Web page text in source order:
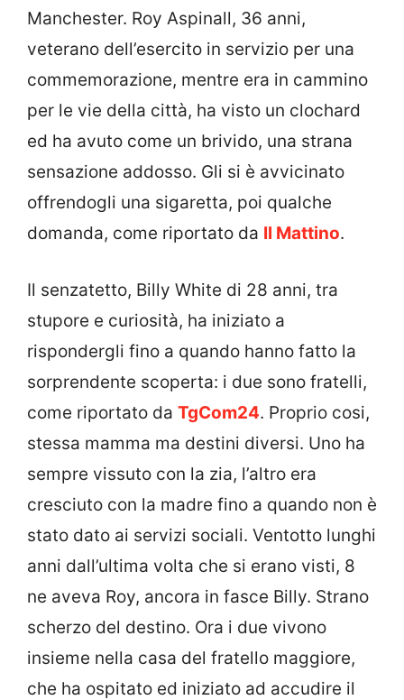
Manchester. Roy Aspinall, 36 anni,
veterano dell’esercito in servizio per una
commemorazione, mentre era in cammino
per le vie della città, ha visto un clochard
ed ha avuto come un brivido, una strana
sensazione addosso. Gli si è avvicinato
offrendogli una sigaretta, poi qualche
domanda, come riportato da Il Mattino.
Il senzatetto, Billy White di 28 anni, tra
stupore e curiosità, ha iniziato a
rispondergli fino a quando hanno fatto la
sorprendente scoperta: i due sono fratelli,
come riportato da TgCom24. Proprio cosi,
stessa mamma ma destini diversi. Uno ha
sempre vissuto con la zia, l’altro era
cresciuto con la madre fino a quando non è
stato dato ai servizi sociali. Ventotto lunghi
anni dall’ultima volta che si erano visti, 8
ne aveva Roy, ancora in fasce Billy. Strano
scherzo del destino. Ora i due vivono
insieme nella casa del fratello maggiore,
che ha ospitato ed iniziato ad accudire il